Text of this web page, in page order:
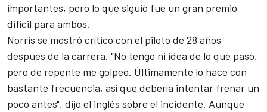
importantes, pero lo que siguió fue un gran premio
difícil para ambos.
Norris se mostró crítico con el piloto de 28 años
después de la carrera. "No tengo ni idea de lo que pasó,
pero de repente me golpeó. Últimamente lo hace con
bastante frecuencia, así que debería intentar frenar un
poco antes", dijo el inglés sobre el incidente. Aunque